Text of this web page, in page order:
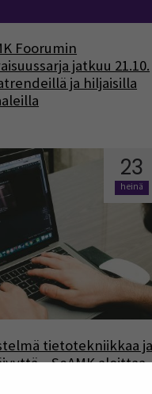
Foorumin
jatkuu 21.10.
ja hiljaisilla
23
heinä
tietotekniikkaa ja
– SeAMK aloittaa